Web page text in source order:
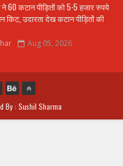
ने 60 कटान पीड़ितों को 5-5 हजार रुपये
किट, उदारता देख कटान पीड़ितों की
Aug 05, 2026
By : Sushil Sharma